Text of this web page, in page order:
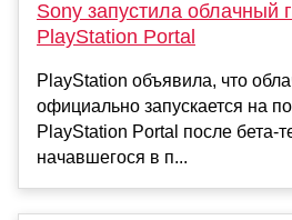
Sony запустила облачный
PlayStation Portal
PlayStation объявила, что
официально запускается на
PlayStation Portal после бета-
начавшегося в п...